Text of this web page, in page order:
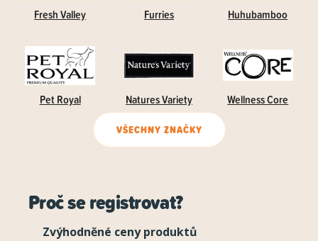
Fresh Valley Furries Huhubamboo
Pet Royal Natures Variety Wellness Core
VŠECHNY ZNAČKY
Proč se registrovat?
Zvýhodněné ceny produktů